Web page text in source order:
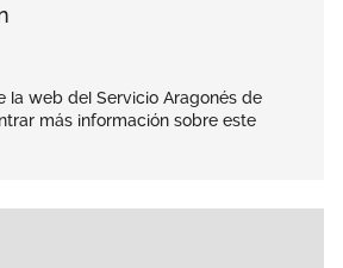
la web del Servicio Aragonés de
más información sobre este